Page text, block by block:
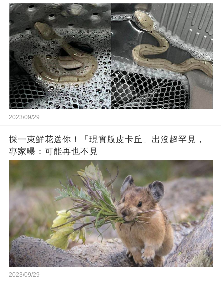
2023/09/29
採一束鮮花送你！「現實版皮卡丘」出沒超罕見，
專家曝：可能再也不見
2023/09/29